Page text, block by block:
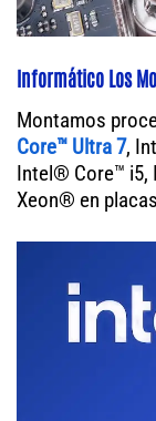
Informático Los
Montamos
Core™ Ultra 7,
Intel® Core™ i5,
Xeon® en